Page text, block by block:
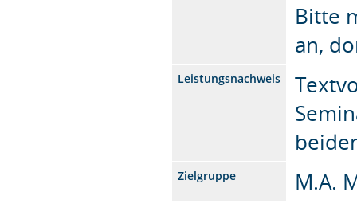
Bitte
an,
Leistungsnachweis
Zielgruppe M.A.